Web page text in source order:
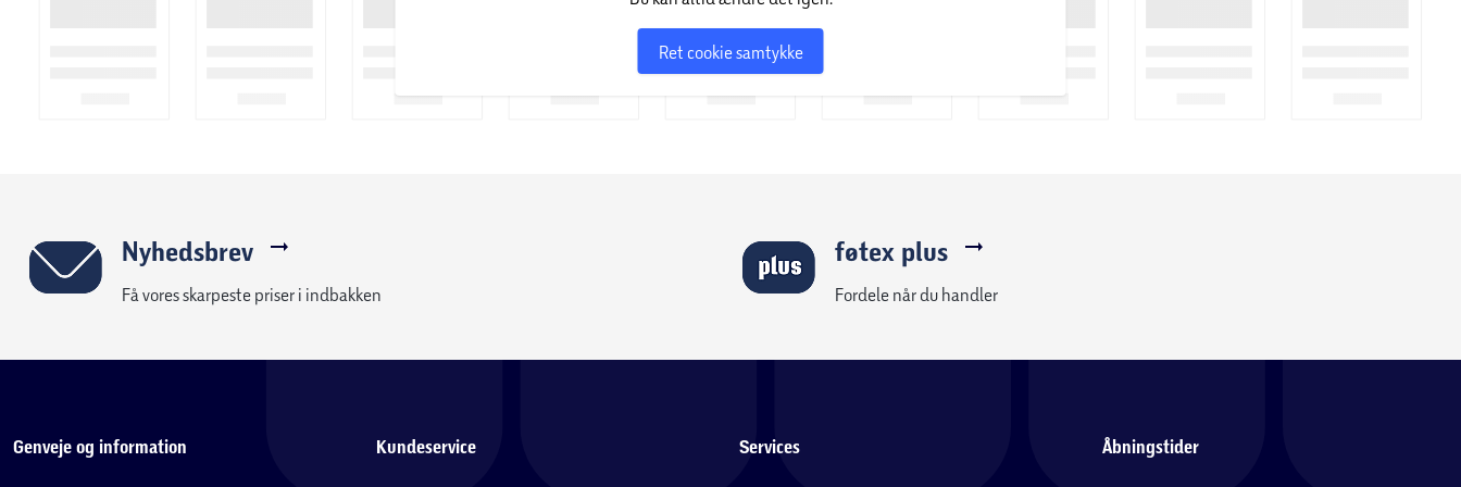
Ret cookie samtykke
Nyhedsbrev
Få vores skarpeste priser i indbakken
føtex plus
Fordele når du handler
Genveje og information Kundeservice Services Åbningstider